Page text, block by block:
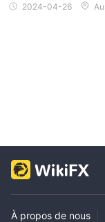
2024-04-26
À propos de nous